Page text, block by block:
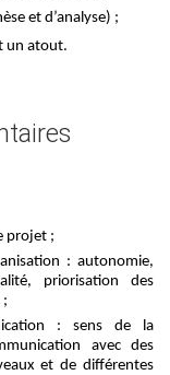
et d’analyse) ;
un atout.
projet ;
: autonomie,
priorisation des
;
: sens de la
avec des
etde différentes